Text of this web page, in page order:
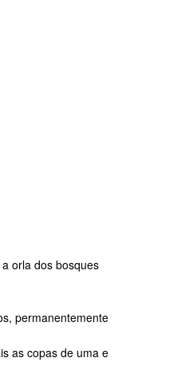
orla dos bosques
permanentemente
as copas de uma e